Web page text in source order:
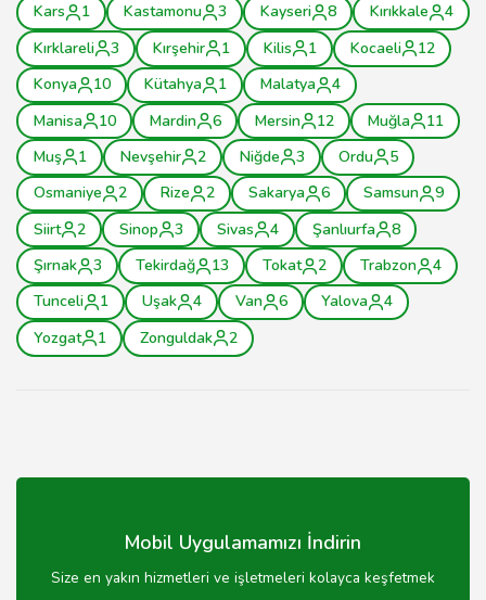
Kars
1 Kastamonu 3 Kayseri 8 Kırıkkale
4
Kırklareli
3 Kırşehir 1 Kilis 1 Kocaeli
12
Konya
10 Kütahya 1 Malatya
4
Manisa
10 Mardin 6 Mersin 12 Muğla
11
Muş
1 Nevşehir 2 Niğde 3 Ordu
5
Osmaniye
2 Rize 2 Sakarya 6 Samsun
9
Siirt
2 Sinop 3 Sivas 4 Şanlıurfa
8
Şırnak
3 Tekirdağ 13 Tokat 2 Trabzon
4
Tunceli
1 Uşak 4 Van 6 Yalova
4
Yozgat
1 Zonguldak 2
Mobil Uygulamamızı İndirin
Size en yakın hizmetleri ve işletmeleri kolayca keşfetmek